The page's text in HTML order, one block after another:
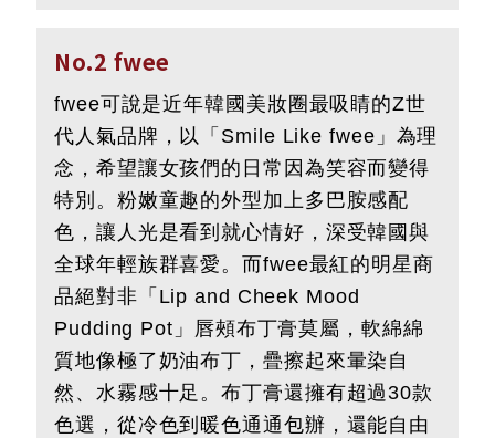
No.2 fwee
fwee可說是近年韓國美妝圈最吸睛的Z世
代人氣品牌，以「Smile Like fwee」為理
念，希望讓女孩們的日常因為笑容而變得
特別。粉嫩童趣的外型加上多巴胺感配
色，讓人光是看到就心情好，深受韓國與
全球年輕族群喜愛。而fwee最紅的明星商
品絕對非「Lip and Cheek Mood
Pudding Pot」唇頰布丁膏莫屬，軟綿綿
質地像極了奶油布丁，疊擦起來暈染自
然、水霧感十足。布丁膏還擁有超過30款
色選，從冷色到暖色通通包辦，還能自由